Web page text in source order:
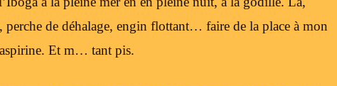
de déhalage, engin flottant… faire de la place à mon
Et m… tant pis.